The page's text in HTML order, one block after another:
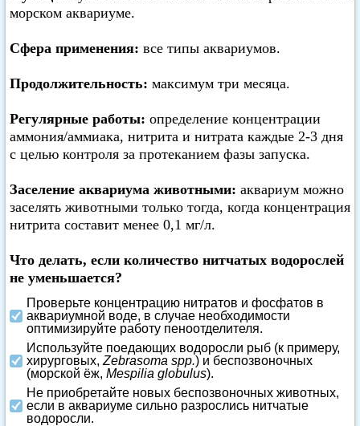
морском аквариуме.
Сфера применения: все типы аквариумов.
Продолжительность: максимум три месяца.
Регулярные работы: определение концентрации
аммония/аммиака, нитрита и нитрата каждые 2-3 дня
с целью контроля за протеканием фазы запуска.
Заселение аквариума животными: аквариум можно
заселять животными только тогда, когда концентрация
нитрита составит менее 0,1 мг/л.
Что делать, если количество нитчатых водорослей
не уменьшается?
Проверьте концентрацию нитратов и фосфатов в
аквариумной воде, в случае необходимости
оптимизируйте работу пеноотделителя.
Используйте поедающих водоросли рыб (к примеру,
хирурговых, Zebrasoma spp.) и беспозвоночных
(морской ёж, Mespilia globulus).
Не приобретайте новых беспозвоночных животных,
если в аквариуме сильно разрослись нитчатые
водоросли.